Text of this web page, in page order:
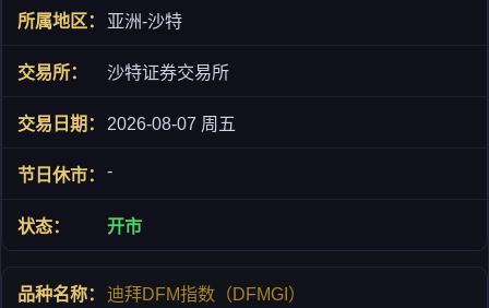
亚洲-沙特
沙特证券交易所
2026-08-07 周五
-
开市
迪拜DFM指数（DFMGI）